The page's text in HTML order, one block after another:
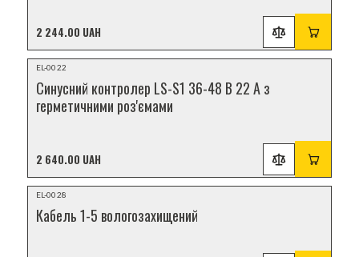
2 244.00 UAH
НОВИНКА
Відеоогляд
EL-0022
Синусний контролер LS-S1 36-48 В 22 А з
герметичними роз'ємами
2 640.00 UAH
НОВИНКА
Відеоогляд
EL-0028
Кабель 1-5 вологозахищений